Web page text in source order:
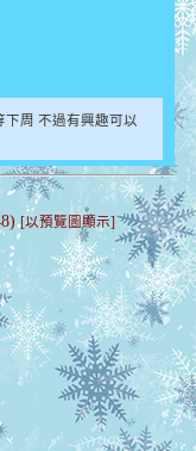
周 不過有興趣可以
[以預覽圖顯示]